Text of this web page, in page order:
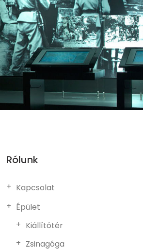
Rólunk
Kapcsolat
Épület
Kiállítótér
Zsinagóga